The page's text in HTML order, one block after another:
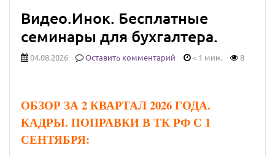
Видео.Инок. Бесплатные
семинары для бухгалтера.
04.08.2026 Оставить комментарий < 1 мин. 8
ОБЗОР ЗА 2 КВАРТАЛ 2026 ГОДА.
КАДРЫ. ПОПРАВКИ В ТК РФ С 1
СЕНТЯБРЯ: